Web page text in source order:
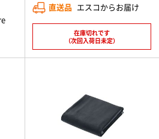
直送品 エスコからお届け
在庫切れです
（次回入荷日未定）